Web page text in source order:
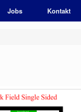
Jobs Kontakt